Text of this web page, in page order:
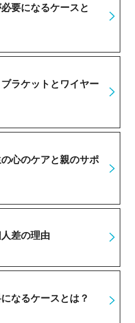
要になるケースと
ラケットとワイヤー
心のケアと親のサポ
差の理由
なるケースとは？